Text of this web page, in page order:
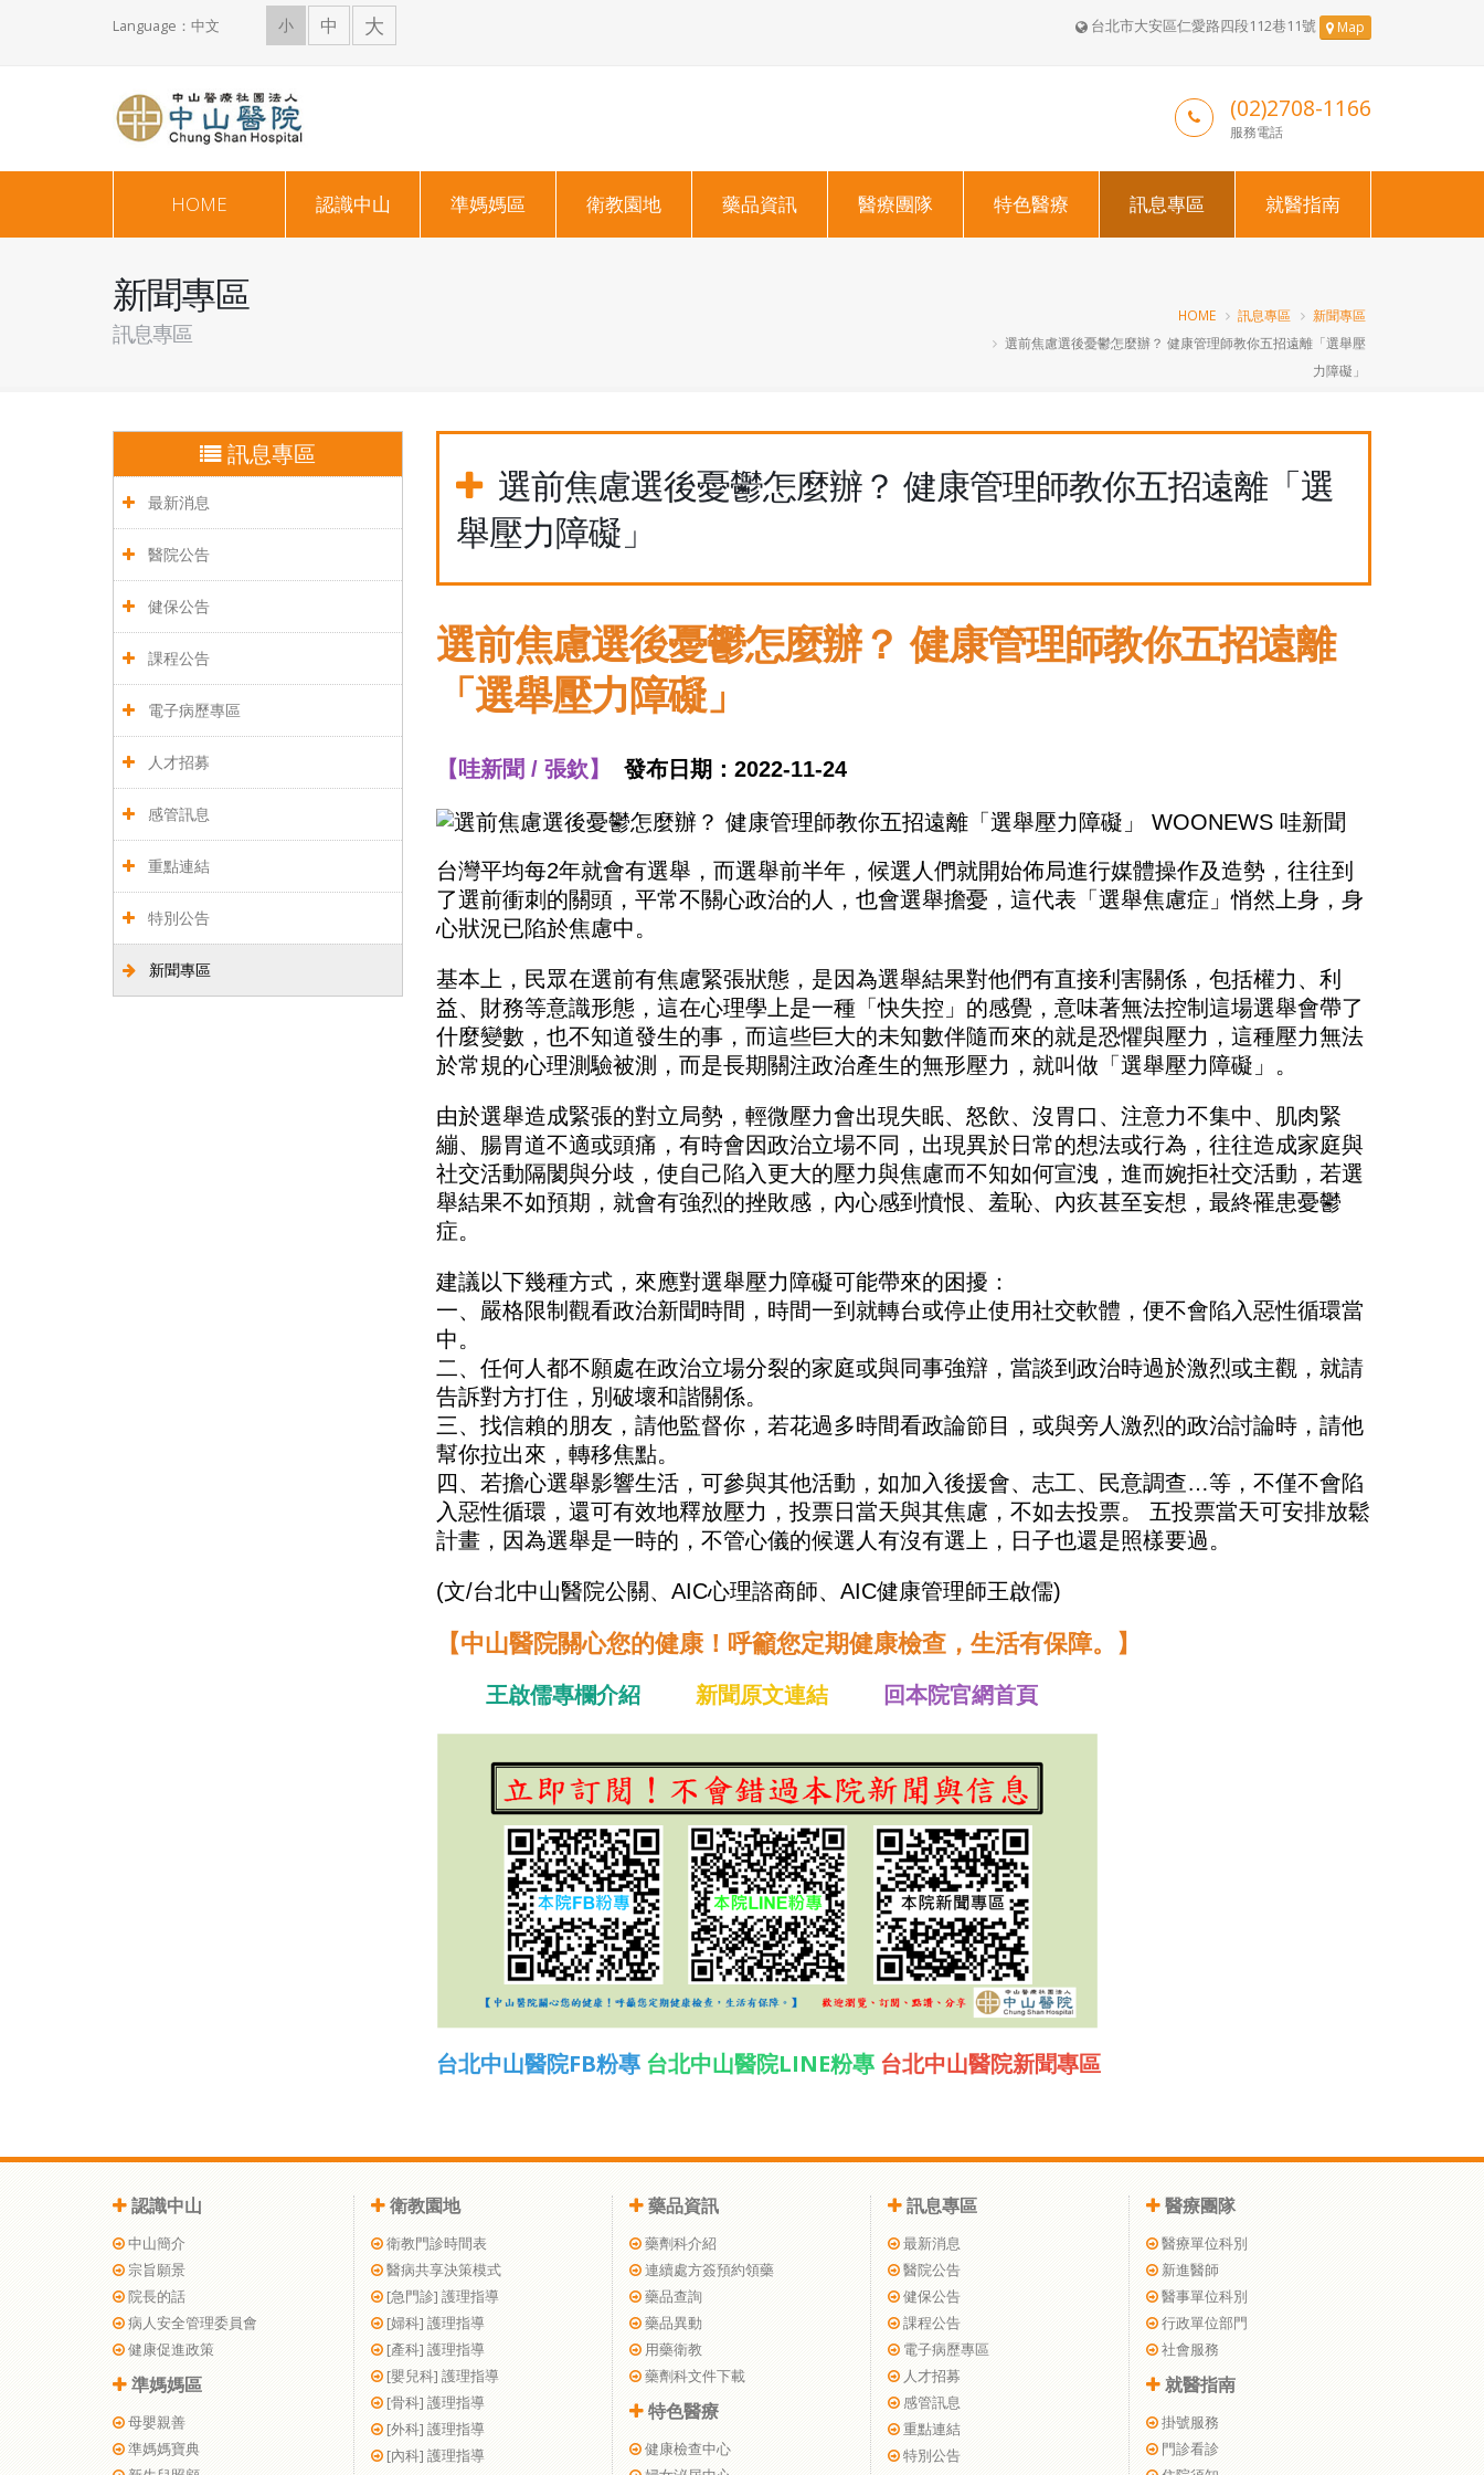
Language：中文 小 中 大 台北市大安區仁愛路四段112巷11號 Map
(02)2708-1166
服務電話
HOME 認識中山 準媽媽區 衛教園地 藥品資訊 醫療團隊 特色醫療 訊息專區 就醫指南
新聞專區
訊息專區
HOME 訊息專區
新聞專區
選前焦慮選後憂鬱怎麼辦？ 健康管理師教你五招遠離「選舉壓
力障礙」
訊息專區
最新消息
醫院公告
健保公告
課程公告
電子病歷專區
人才招募
感管訊息
重點連結
特別公告
新聞專區
選前焦慮選後憂鬱怎麼辦？ 健康管理師教你五招遠離「選
舉壓力障礙」
選前焦慮選後憂鬱怎麼辦？ 健康管理師教你五招遠離
「選舉壓力障礙」
【哇新聞 / 張欽】 發布日期：2022-11-24
台灣平均每2年就會有選舉，而選舉前半年，候選人們就開始佈局進行媒體操作及造勢，往往到
了選前衝刺的關頭，平常不關心政治的人，也會選舉擔憂，這代表「選舉焦慮症」悄然上身，身
心狀況已陷於焦慮中。
基本上，民眾在選前有焦慮緊張狀態，是因為選舉結果對他們有直接利害關係，包括權力、利
益、財務等意識形態，這在心理學上是一種「快失控」的感覺，意味著無法控制這場選舉會帶了
什麼變數，也不知道發生的事，而這些巨大的未知數伴隨而來的就是恐懼與壓力，這種壓力無法
於常規的心理測驗被測，而是長期關注政治產生的無形壓力，就叫做「選舉壓力障礙」。
由於選舉造成緊張的對立局勢，輕微壓力會出現失眠、怒飲、沒胃口、注意力不集中、肌肉緊
繃、腸胃道不適或頭痛，有時會因政治立場不同，出現異於日常的想法或行為，往往造成家庭與
社交活動隔閡與分歧，使自己陷入更大的壓力與焦慮而不知如何宣洩，進而婉拒社交活動，若選
舉結果不如預期，就會有強烈的挫敗感，內心感到憤恨、羞恥、內疚甚至妄想，最終罹患憂鬱
症。
建議以下幾種方式，來應對選舉壓力障礙可能帶來的困擾：
一、嚴格限制觀看政治新聞時間，時間一到就轉台或停止使用社交軟體，便不會陷入惡性循環當
中。
二、任何人都不願處在政治立場分裂的家庭或與同事強辯，當談到政治時過於激烈或主觀，就請
告訴對方打住，別破壞和諧關係。
三、找信賴的朋友，請他監督你，若花過多時間看政論節目，或與旁人激烈的政治討論時，請他
幫你拉出來，轉移焦點。
四、若擔心選舉影響生活，可參與其他活動，如加入後援會、志工、民意調查…等，不僅不會陷
入惡性循環，還可有效地釋放壓力，投票日當天與其焦慮，不如去投票。 五投票當天可安排放鬆
計畫，因為選舉是一時的，不管心儀的候選人有沒有選上，日子也還是照樣要過。
(文/台北中山醫院公關、AIC心理諮商師、AIC健康管理師王啟儒)
【中山醫院關心您的健康！呼籲您定期健康檢查，生活有保障。】
王啟儒專欄介紹 新聞原文連結 回本院官網首頁
台北中山醫院FB粉專 台北中山醫院LINE粉專 台北中山醫院新聞專區
認識中山
中山簡介
宗旨願景
院長的話
病人安全管理委員會
健康促進政策
準媽媽區
母嬰親善
準媽媽寶典
衛教園地
衛教門診時間表
醫病共享決策模式
[急門診] 護理指導
[婦科] 護理指導
[產科] 護理指導
[嬰兒科] 護理指導
[骨科] 護理指導
[外科] 護理指導
[內科] 護理指導
藥品資訊
藥劑科介紹
連續處方簽預約領藥
藥品查詢
藥品異動
用藥衛教
藥劑科文件下載
特色醫療
健康檢查中心
訊息專區
最新消息
醫院公告
健保公告
課程公告
電子病歷專區
人才招募
感管訊息
重點連結
特別公告
醫療團隊
醫療單位科別
新進醫師
醫事單位科別
行政單位部門
社會服務
就醫指南
掛號服務
門診看診